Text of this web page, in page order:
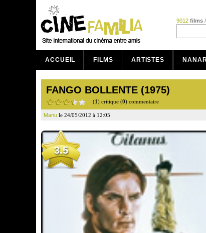
9012 films /
ACCUEIL FILMS ARTISTES
FANGO BOLLENTE (1975)
(1) critique (0) commentaire
Manu le 24/05/2012 à 12:05
3.5